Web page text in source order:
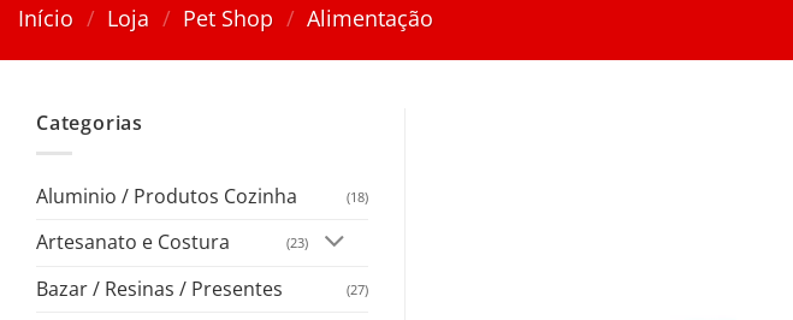
Início / Loja / Pet Shop / Alimentação
Categorias
Aluminio / Produtos Cozinha (18)
Artesanato e Costura (23)
Bazar / Resinas / Presentes (27)